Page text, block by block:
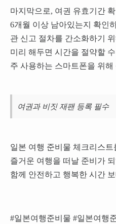
마지막으로, 여권 유효기간
6개월 이상 남아있는지 확인
관 신고 절차를 간소화하기
미리 해두면 시간을 절약할
주 사용하는 스마트폰을 위
여권과 비짓 재팬 등록 필수
일본 여행 준비물 체크리스트
즐거운 여행을 떠날 준비가
함께 안전하고 행복한 시간
#일본여행준비물 #일본여행